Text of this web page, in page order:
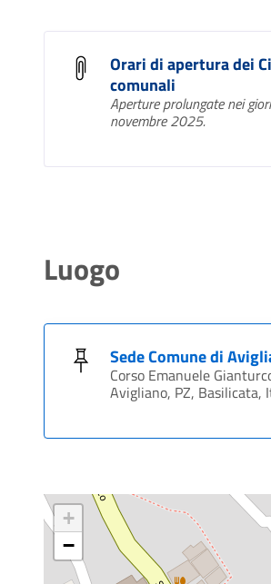
Orari di apertura dei
comunali
Aperture prolungate nei
novembre 2025.
Luogo
Sede Comune di
Corso Emanuele
Avigliano, PZ, Basilicata,
+
−